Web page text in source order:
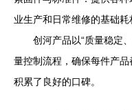
业生产和日常维修的基础耗
创河产品以“质量稳定
量控制流程，确保每件产
积累了良好的口碑。